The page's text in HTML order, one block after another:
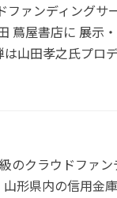
ファンディングサ
蔦屋書店に 展示
山田孝之氏プロ
のクラウドファ
山形県内の信用金